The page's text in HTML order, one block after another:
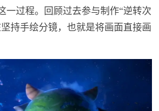
一过程。回顾过去参与制作“逆转次
持手绘分镜，也就是将画面直接画